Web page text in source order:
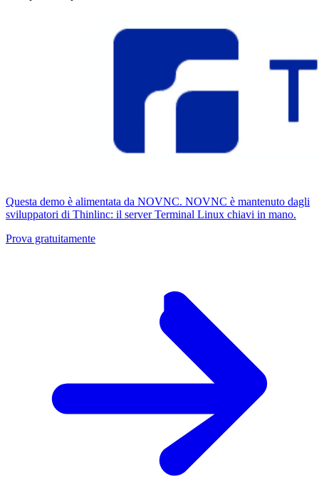
Questa demo è alimentata da NOVNC. NOVNC è mantenuto dagli
sviluppatori di Thinlinc: il server Terminal Linux chiavi in ​​mano.
Prova gratuitamente